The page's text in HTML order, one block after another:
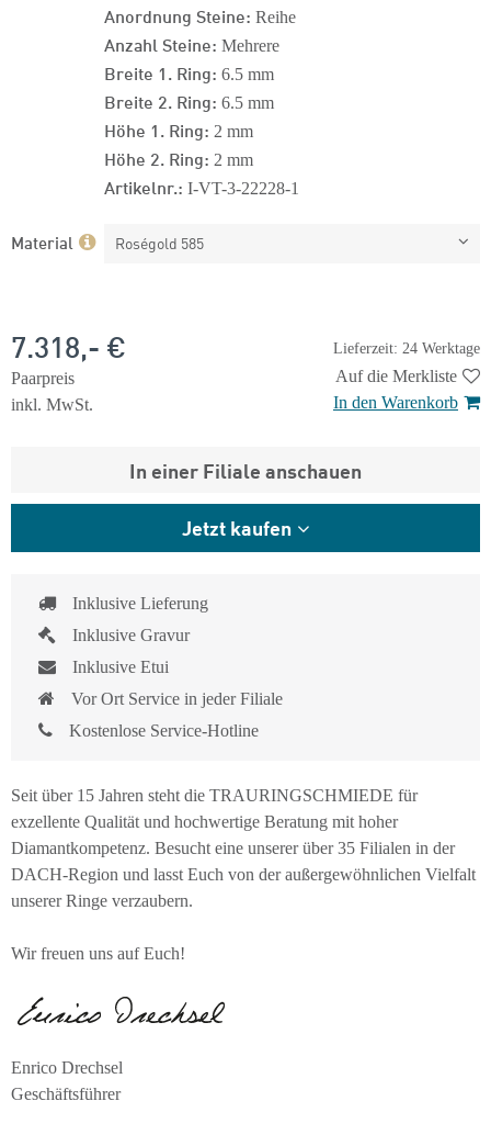
Anordnung Steine: Reihe
Anzahl Steine: Mehrere
Breite 1. Ring: 6.5 mm
Breite 2. Ring: 6.5 mm
Höhe 1. Ring: 2 mm
Höhe 2. Ring: 2 mm
Artikelnr.: I-VT-3-22228-1
Material Roségold 585
Lieferzeit: 24 Werktage
7.318,- €
Paarpreis
inkl. MwSt.
Auf die Merkliste
In den Warenkorb
In einer Filiale anschauen
Jetzt kaufen
Inklusive Lieferung
Inklusive Gravur
Inklusive Etui
Vor Ort Service in jeder Filiale
Kostenlose Service-Hotline
Seit über 15 Jahren steht die TRAURINGSCHMIEDE für
exzellente Qualität und hochwertige Beratung mit hoher
Diamantkompetenz. Besucht eine unserer über 35 Filialen in der
DACH-Region und lasst Euch von der außergewöhnlichen Vielfalt
unserer Ringe verzaubern.
Wir freuen uns auf Euch!
Enrico Drechsel
Geschäftsführer